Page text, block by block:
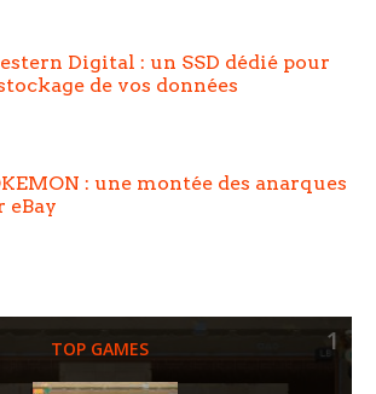
Digital : un SSD dédié pour
de vos données
: une montée des anarques
eBay
TOP GAMES 1